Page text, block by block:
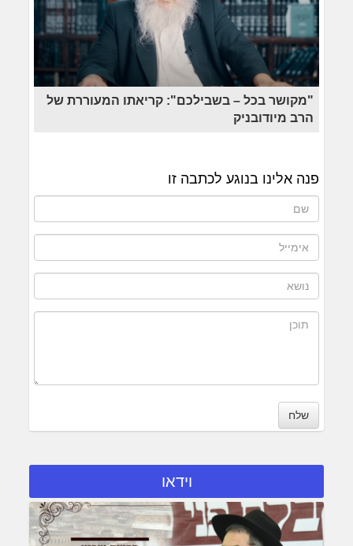
"מקושר בכל – בשבילכם": קריאתו המעוררת של
הרב מיודובניק
פנה אלינו בנוגע לכתבה זו
שלח
וידאו